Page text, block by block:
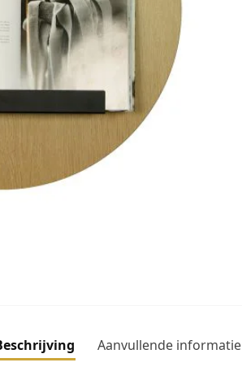
Aanvullende informatie